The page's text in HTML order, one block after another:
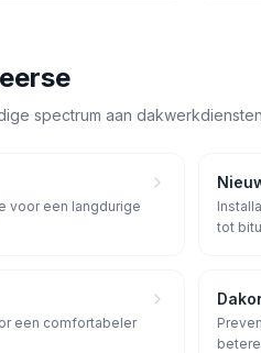
spectrum aan
voor een langdurige
tot
een comfortabeler